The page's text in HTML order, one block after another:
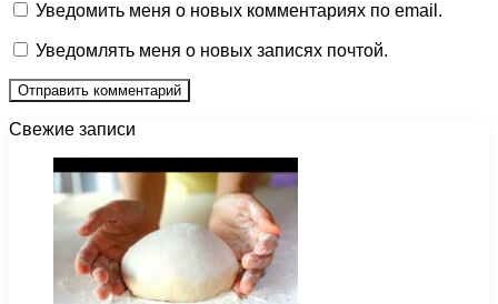
Уведомить меня о новых комментариях по email.
Уведомлять меня о новых записях почтой.
Свежие записи